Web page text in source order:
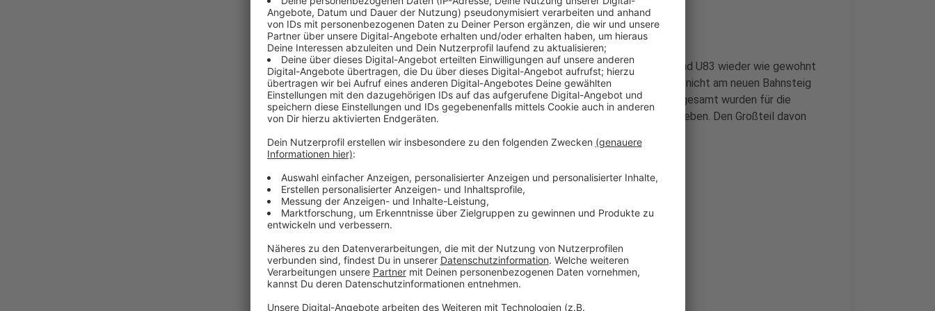
Anzeige
Ab Montag (2. September 2024) fahren die Bahnlinien 709, U73 und U83 wieder wie gewohnt
bis nach Gerresheim. Allerdings können sie in Richtung Innenstadt nicht am neuen Bahnsteig
halten. Die Rheinbahn hat eine Ersatzhaltestelle eingerichtet. Insgesamt wurden für die
Bauarbeiten an der Ludenberger Straße 5,5 Millionen Euro ausgegeben. Den Großteil davon
Weitere Infos und Links zum Thema:
Anzeige
So berichtet die Rheinbahn
Die Bauarbeiten hatten zum Ferienstart begonnen